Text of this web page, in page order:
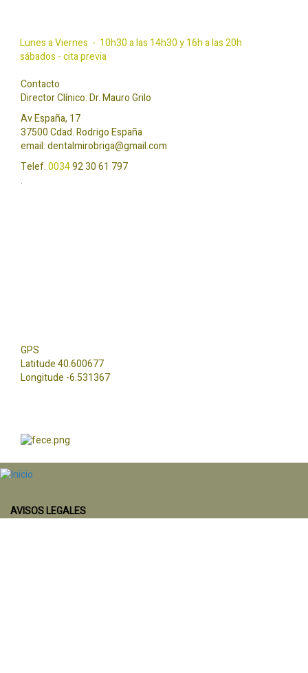
Lunes a Viernes - 10h30 a las 14h30 y 16h a las 20h
sábados - cita previa
Contacto
Director Clínico: Dr. Mauro Grilo
Av España, 17
37500 Cdad. Rodrigo España
email:dentalmirobriga@gmail.com
Telef.003492 30 61 797
.
GPS
Latitude 40.600677
Longitude -6.531367
AVISOS LEGALES